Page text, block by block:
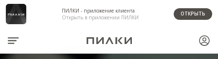
ПИЛКИ - приложение клиента
Открыть в приложении ПИЛКИ
ОТКРЫТЬ